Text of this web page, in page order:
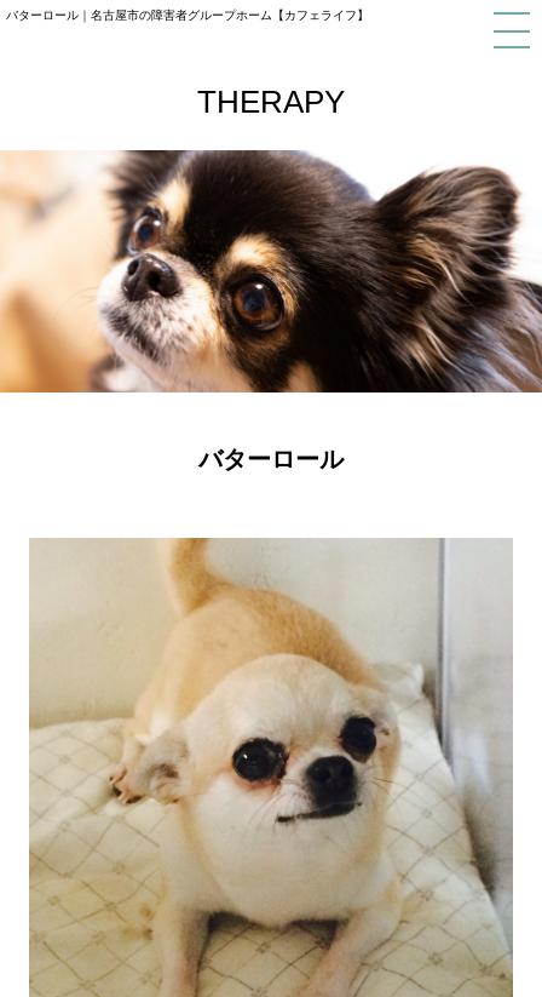
バターロール｜名古屋市の障害者グループホーム【カフェライフ】
THERAPY
バターロール